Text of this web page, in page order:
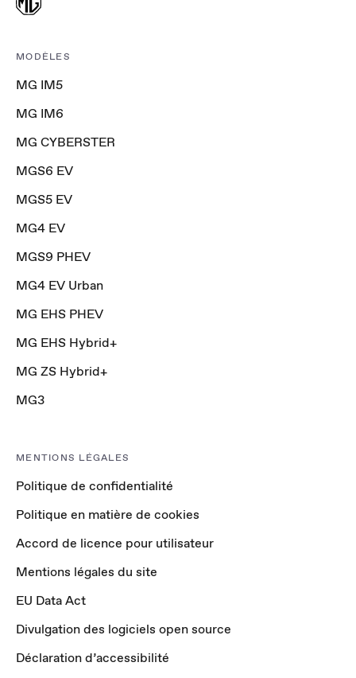
MODÈLES
MG IM5
MG IM6
MG CYBERSTER
MGS6 EV
MGS5 EV
MG4 EV
MGS9 PHEV
MG4 EV Urban
MG EHS PHEV
MG EHS Hybrid+
MG ZS Hybrid+
MG3
MENTIONS LÉGALES
Politique de confidentialité
Politique en matière de cookies
Accord de licence pour utilisateur
Mentions légales du site
EU Data Act
Divulgation des logiciels open source
Déclaration d’accessibilité